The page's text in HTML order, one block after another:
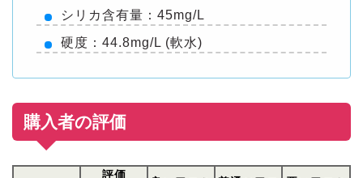
シリカ含有量：45mg/L
硬度：44.8mg/L (軟水)
購入者の評価
評価